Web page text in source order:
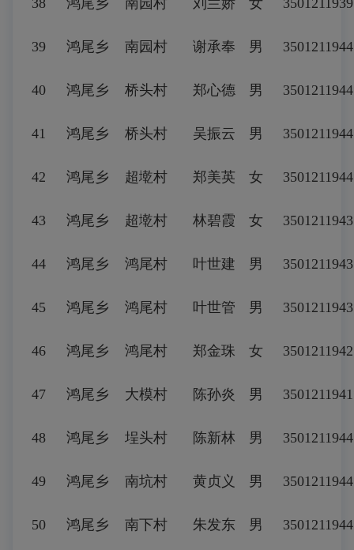
38 鸿尾乡 南园村 刘兰娇 女
39 鸿尾乡 南园村 谢承奉 男
40 鸿尾乡 桥头村 郑心德 男
41 鸿尾乡 桥头村 吴振云 男
42 鸿尾乡 超墘村 郑美英 女
43 鸿尾乡 超墘村 林碧霞 女
44 鸿尾乡 鸿尾村 叶世建 男
45 鸿尾乡 鸿尾村 叶世管 男
46 鸿尾乡 鸿尾村 郑金珠 女
47 鸿尾乡 大模村 陈孙炎 男
48 鸿尾乡 埕头村 陈新林 男
49 鸿尾乡 南坑村 黄贞义 男
50 鸿尾乡 南下村 朱发东 男